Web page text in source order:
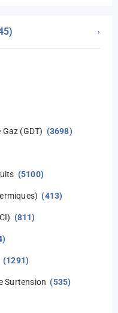
›
(GDT) (3698)
(5100)
(413)
(811)
(1291)
Surtension (535)